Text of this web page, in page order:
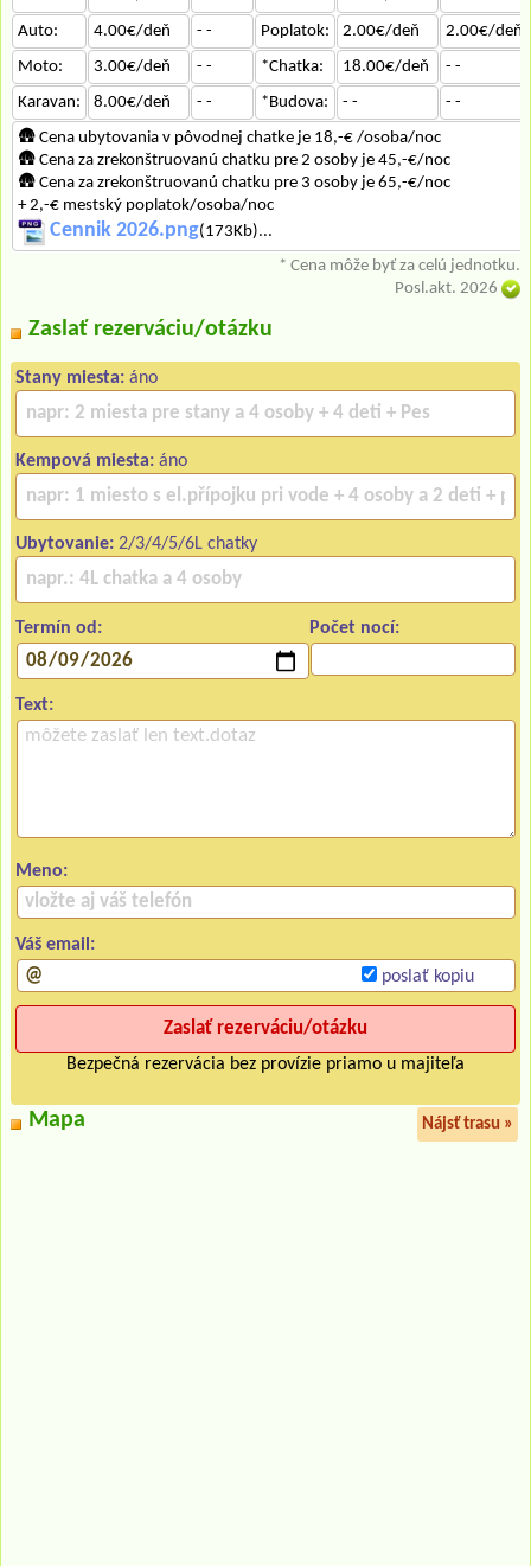
Auto:
4.00€/deň - - Poplatok: 2.00€/deň
2.00€/deň
Moto:
3.00€/deň - - *Chatka: 18.00€/deň
- -
Karavan:
8.00€/deň - - *Budova: - -
- -
🛖 Cena ubytovania v pôvodnej chatke je 18,-€ /osoba/noc
🛖 Cena za zrekonštruovanú chatku pre 2 osoby je 45,-€/noc
🛖 Cena za zrekonštruovanú chatku pre 3 osoby je 65,-€/noc
+ 2,-€ mestský poplatok/osoba/noc
Cennik 2026.png(173Kb)...
* Cena môže byť za celú jednotku.
Posl.akt. 2026
Zaslať rezerváciu/otázku
Stany miesta: áno
Kempová miesta: áno
Ubytovanie: 2/3/4/5/6L chatky
Termín od: Počet nocí:
Text:
Meno:
Váš email:
poslať kopiu
Bezpečná rezervácia bez provízie priamo u majiteľa
Mapa Nájsť trasu »